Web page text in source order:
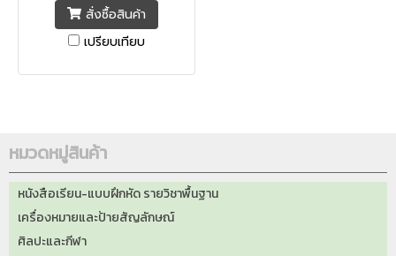
สั่งซื้อสินค้า
เปรียบเทียบ
หมวดหมู่สินค้า
หนังสือเรียน-แบบฝึกหัด รายวิชาพื้นฐาน
เครื่องหมายและป้ายสัญลักษณ์
ศิลปะและกีฬา